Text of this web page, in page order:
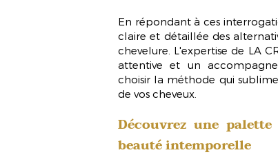
En répondant à ces
claire et détaillée des
chevelure. L'expertise de LA
attentive et un
choisir la méthode qui
de vos cheveux.
Découvrez une
beauté intemporelle